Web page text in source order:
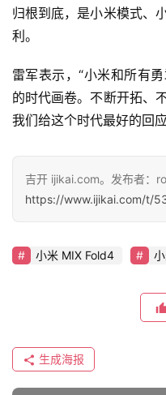
归根到底，是小米模式、
利。
雷军表示，“小米和所有
的时代画卷。不断开拓、
我们给这个时代最好的回
吉开 ijikai.com。发布者：
https://www.ijikai.com/t/
小米 MIX Fold4
生成海报